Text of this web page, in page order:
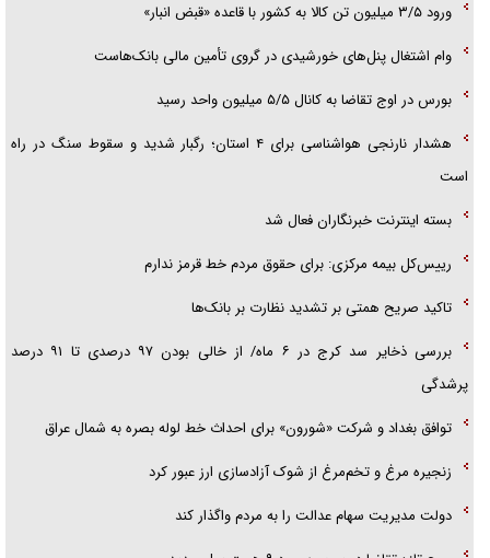
ورود ۳/۵ میلیون تن کالا به کشور با قاعده «قبض انبار»
وام اشتغال پنل‌های خورشیدی در گروی تأمین مالی بانک‌هاست
بورس در اوج تقاضا به کانال ۵/۵ میلیون واحد رسید
هشدار نارنجی هواشناسی برای ۴ استان؛ رگبار شدید و سقوط سنگ در راه
است
بسته اینترنت خبرنگاران فعال شد
رییس‌کل بیمه مرکزی: برای حقوق مردم خط قرمز ندارم
تاکید صریح همتی بر تشدید نظارت بر بانک‌ها
بررسی ذخایر سد کرج در ۶ ماه/ از خالی بودن ۹۷ درصدی تا ۹۱ درصد
پرشدگی
توافق بغداد و شرکت «شورون» برای احداث خط لوله بصره به شمال عراق
زنجیره مرغ و تخم‌مرغ از شوک آزادسازی ارز عبور کرد
دولت مدیریت سهام عدالت را به مردم واگذار کند